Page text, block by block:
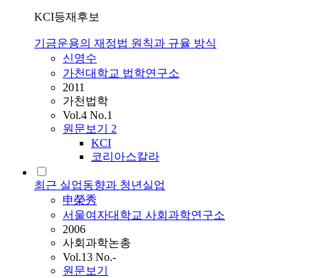
KCI등재후보
기금운용의 재정법 원칙과 규율 방식
신영수
가천대학교 법학연구소
2011
가천법학
Vol.4 No.1
원문보기 2
KCI
코리아스칼라
최근 실업동향과 청년실업
申榮秀
서울여자대학교 사회과학연구소
2006
사회과학논총
Vol.13 No.-
원문보기